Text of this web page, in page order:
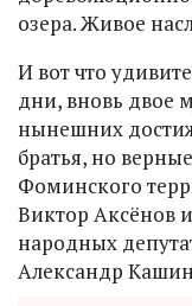
озера. Живое
И вот что
дни, вновь двое
нынешних
братья, но
Фоминского
Виктор Аксёнов и
народных
Александр